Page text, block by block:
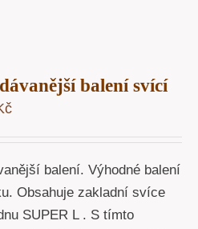
balení svící
balení. Výhodné balení
Obsahuje zakladní svíce
SUPER L . S tímto